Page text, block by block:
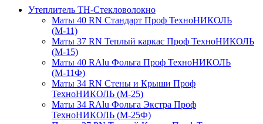
Утеплитель ТН-Стекловолокно
Маты 40 RN Стандарт Проф ТехноНИКОЛЬ
(М-11)
Маты 37 RN Теплый каркас Проф ТехноНИКОЛЬ
(М-15)
Маты 40 RAlu Фольга Проф ТехноНИКОЛЬ
(М-11Ф)
Маты 34 RN Стены и Крыши Проф
ТехноНИКОЛЬ (М-25)
Маты 34 RAlu Фольга Экстра Проф
ТехноНИКОЛЬ (М-25Ф)